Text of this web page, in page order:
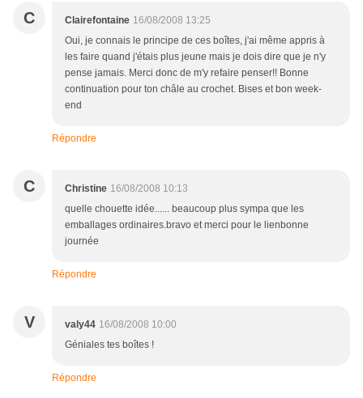
C Clairefontaine 16/08/2008 13:25
Oui, je connais le principe de ces boîtes, j'ai même appris à
les faire quand j'étais plus jeune mais je dois dire que je n'y
pense jamais. Merci donc de m'y refaire penser!! Bonne
continuation pour ton châle au crochet. Bises et bon week-
end
Répondre
C Christine 16/08/2008 10:13
quelle chouette idée...... beaucoup plus sympa que les
emballages ordinaires.bravo et merci pour le lienbonne
journée
Répondre
V valy44 16/08/2008 10:00
Géniales tes boîtes !
Répondre